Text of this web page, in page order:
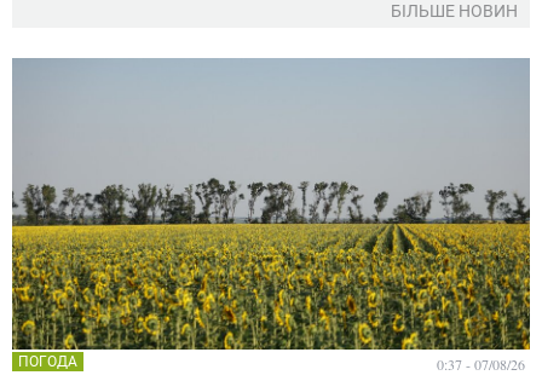
БІЛЬШЕ НОВИН
ПОГОДА 0:37 - 07/08/26